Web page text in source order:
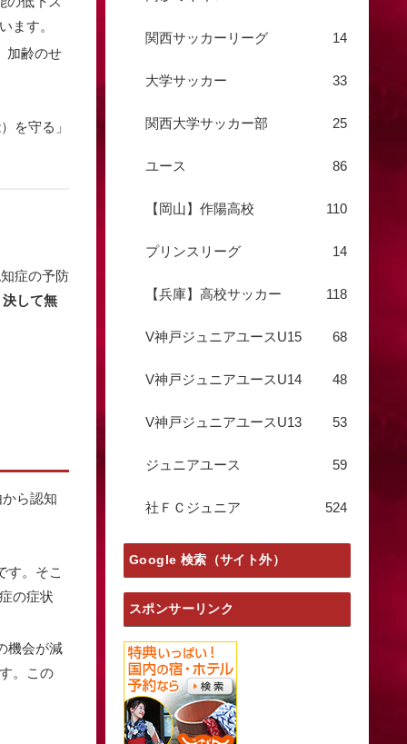
ます。
加齢のせ
を守る」
症の予防
して無
ら認知
す。そこ
の症状
機会が減
。この
関西サッカーリーグ 14
大学サッカー 33
関西大学サッカー部 25
ユース 86
【岡山】作陽高校 110
プリンスリーグ 14
【兵庫】高校サッカー 118
V神戸ジュニアユースU15 68
V神戸ジュニアユースU14 48
V神戸ジュニアユースU13 53
ジュニアユース 59
社ＦＣジュニア 524
Google 検索（サイト外）
スポンサーリンク